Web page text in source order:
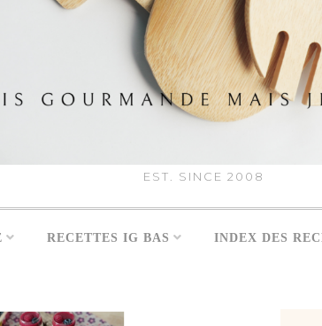
EST. SINCE 2008
RECETTES IG BAS INDEX DES